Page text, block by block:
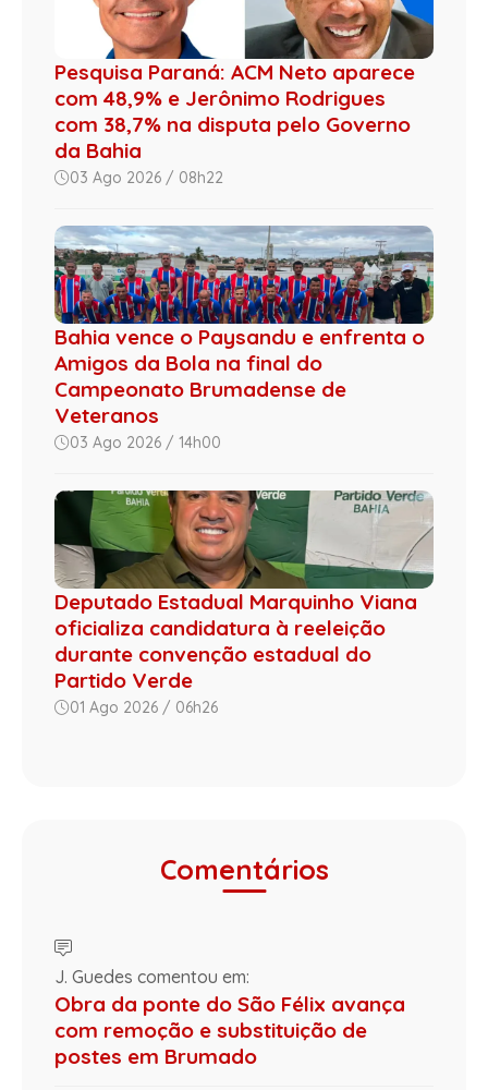
Pesquisa Paraná: ACM Neto aparece
com 48,9% e Jerônimo Rodrigues
com 38,7% na disputa pelo Governo
da Bahia
03 Ago 2026 / 08h22
Bahia vence o Paysandu e enfrenta o
Amigos da Bola na final do
Campeonato Brumadense de
Veteranos
03 Ago 2026 / 14h00
Deputado Estadual Marquinho Viana
oficializa candidatura à reeleição
durante convenção estadual do
Partido Verde
01 Ago 2026 / 06h26
Comentários
J. Guedes comentou em:
Obra da ponte do São Félix avança
com remoção e substituição de
postes em Brumado